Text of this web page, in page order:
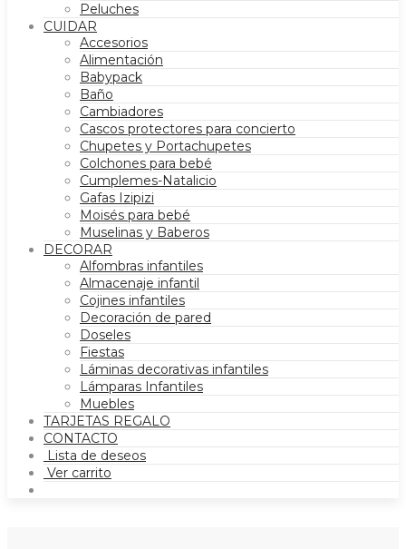
Peluches
CUIDAR
Accesorios
Alimentación
Babypack
Baño
Cambiadores
Cascos protectores para concierto
Chupetes y Portachupetes
Colchones para bebé
Cumplemes-Natalicio
Gafas Izipizi
Moisés para bebé
Muselinas y Baberos
DECORAR
Alfombras infantiles
Almacenaje infantil
Cojines infantiles
Decoración de pared
Doseles
Fiestas
Láminas decorativas infantiles
Lámparas Infantiles
Muebles
TARJETAS REGALO
CONTACTO
Lista de deseos
Ver carrito